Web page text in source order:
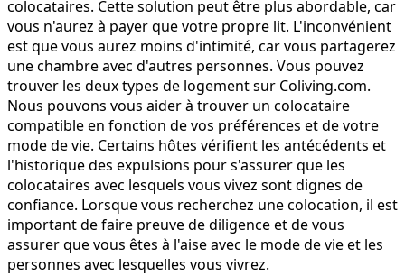
colocataires. Cette solution peut être plus abordable, car
vous n'aurez à payer que votre propre lit. L'inconvénient
est que vous aurez moins d'intimité, car vous partagerez
une chambre avec d'autres personnes. Vous pouvez
trouver les deux types de logement sur Coliving.com.
Nous pouvons vous aider à trouver un colocataire
compatible en fonction de vos préférences et de votre
mode de vie. Certains hôtes vérifient les antécédents et
l'historique des expulsions pour s'assurer que les
colocataires avec lesquels vous vivez sont dignes de
confiance. Lorsque vous recherchez une colocation, il est
important de faire preuve de diligence et de vous
assurer que vous êtes à l'aise avec le mode de vie et les
personnes avec lesquelles vous vivrez.